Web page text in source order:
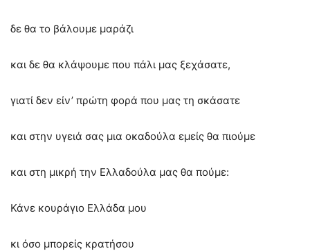
δε θα το βάλουμε μαράζι
και δε θα κλάψουμε που πάλι μας ξεχάσατε,
γιατί δεν είν’ πρώτη φορά που μας τη σκάσατε
και στην υγειά σας μια οκαδούλα εμείς θα πιούμε
και στη μικρή την Ελλαδούλα μας θα πούμε:
Κάνε κουράγιο Ελλάδα μου
κι όσο μπορείς κρατήσου